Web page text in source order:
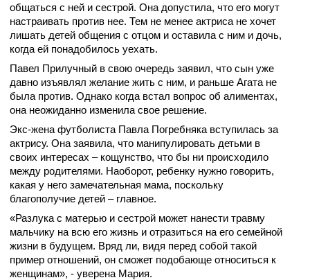
общаться с ней и сестрой. Она допустила, что его могут
настраивать против нее. Тем не менее актриса не хочет
лишать детей общения с отцом и оставила с ним и дочь,
когда ей понадобилось уехать.
Павел Прилучный в свою очередь заявил, что сын уже
давно изъявлял желание жить с ним, и раньше Агата не
была против. Однако когда встал вопрос об алиментах,
она неожиданно изменила свое решение.
Экс-жена футболиста Павла Погребняка вступилась за
актрису. Она заявила, что манипулировать детьми в
своих интересах – кощунство, что бы ни происходило
между родителями. Наоборот, ребенку нужно говорить,
какая у него замечательная мама, поскольку
благополучие детей – главное.
«Разлука с матерью и сестрой может нанести травму
мальчику на всю его жизнь и отразиться на его семейной
жизни в будущем. Вряд ли, видя перед собой такой
пример отношений, он сможет подобающе относиться к
женщинам», - уверена Мария.